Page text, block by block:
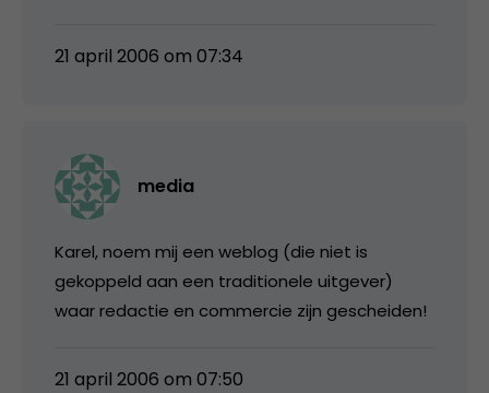
21 april 2006 om 07:34
media
Karel, noem mij een weblog (die niet is
gekoppeld aan een traditionele uitgever)
waar redactie en commercie zijn gescheiden!
21 april 2006 om 07:50